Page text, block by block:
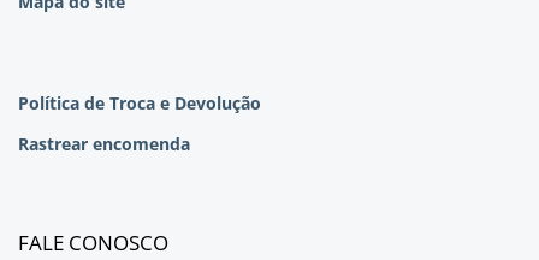
Política de Troca e Devolução
Rastrear encomenda
FALE CONOSCO